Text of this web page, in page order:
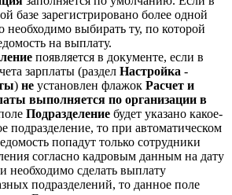
базе зарегистрировано более одной
необходимо выбирать ту, по которой
на выплату.
появляется в документе, если в
зарплаты (раздел Настройка -
) не установлен флажок Расчет и
выполняется по организации в
Подразделение будет указано какое-
подразделение, то при автоматическом
попадут только сотрудники
согласно кадровым данным на дату
необходимо сделать выплату
подразделений, то данное поле